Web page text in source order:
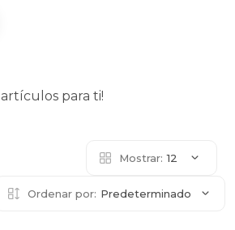
artículos para ti!
Mostrar: 12
Ordenar por: Predeterminado